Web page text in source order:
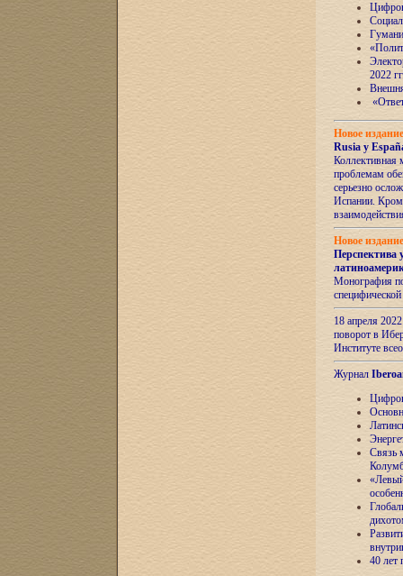
2022
Новое
Rusia y
Коллективная
проблемам
серьезно
Испании.
Новое
Перспектива
Монография
18 апреля
поворот в
Институте
Журнал
Связь
40 лет